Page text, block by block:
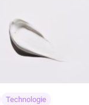
Technologie